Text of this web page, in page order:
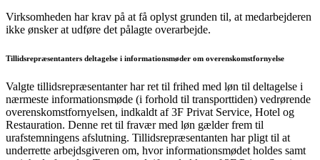
Virksomheden har krav på at få oplyst grunden til, at medarbejderen
ikke ønsker at udføre det pålagte overarbejde.
Tillidsrepræsentanters deltagelse i informationsmøder om overenskomstfornyelse
Valgte tillidsrepræsentanter har ret til frihed med løn til deltagelse i
nærmeste informationsmøde (i forhold til transporttiden) vedrørende
overenskomstfornyelsen, indkaldt af 3F Privat Service, Hotel og
Restauration. Denne ret til fravær med løn gælder frem til
urafstemningens afslutning. Tillidsrepræsentanten har pligt til at
underrette arbejdsgiveren om, hvor informationsmødet holdes samt